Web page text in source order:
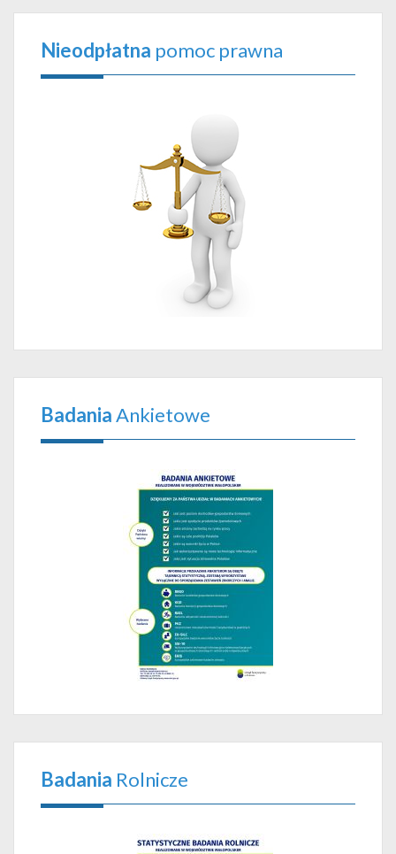
Nieodpłatna pomoc prawna
BadaniaAnkietowe
Badania Rolnicze